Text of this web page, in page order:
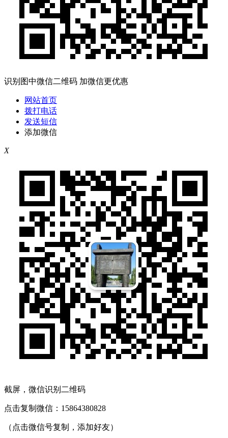
识别图中微信二维码 加微信更优惠
网站首页
拨打电话
发送短信
添加微信
X
截屏，微信识别二维码
点击复制微信：15864380828
（点击微信号复制，添加好友）